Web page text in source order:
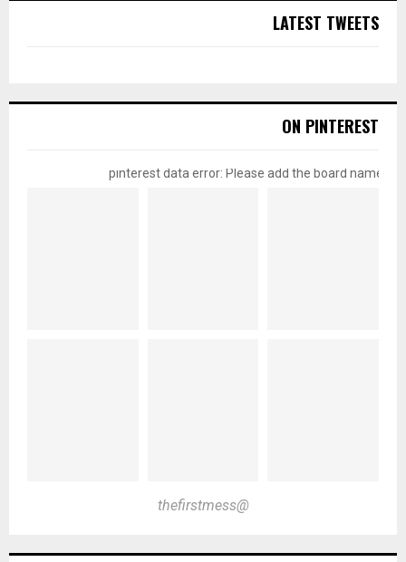
LATEST TWEETS
ON PINTEREST
pinterest data error: Please add the board name
@thefirstmess